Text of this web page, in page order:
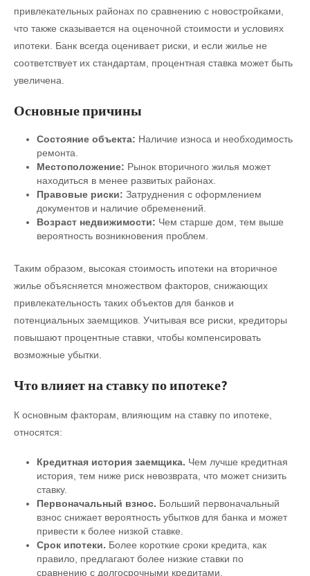
привлекательных районах по сравнению с новостройками,
что также сказывается на оценочной стоимости и условиях
ипотеки. Банк всегда оценивает риски, и если жилье не
соответствует их стандартам, процентная ставка может быть
увеличена.
Основные причины
Состояние объекта: Наличие износа и необходимость
ремонта.
Местоположение: Рынок вторичного жилья может
находиться в менее развитых районах.
Правовые риски: Затруднения с оформлением
документов и наличие обременений.
Возраст недвижимости: Чем старше дом, тем выше
вероятность возникновения проблем.
Таким образом, высокая стоимость ипотеки на вторичное
жилье объясняется множеством факторов, снижающих
привлекательность таких объектов для банков и
потенциальных заемщиков. Учитывая все риски, кредиторы
повышают процентные ставки, чтобы компенсировать
возможные убытки.
Что влияет на ставку по ипотеке?
К основным факторам, влияющим на ставку по ипотеке,
относятся:
Кредитная история заемщика. Чем лучше кредитная
история, тем ниже риск невозврата, что может снизить
ставку.
Первоначальный взнос. Больший первоначальный
взнос снижает вероятность убытков для банка и может
привести к более низкой ставке.
Срок ипотеки. Более короткие сроки кредита, как
правило, предлагают более низкие ставки по
сравнению с долгосрочными кредитами.